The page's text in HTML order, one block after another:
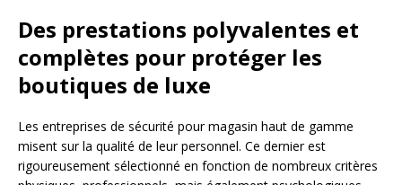
Des prestations polyvalentes et
complètes pour protéger les
boutiques de luxe
Les entreprises de sécurité pour magasin haut de gamme
misent sur la qualité de leur personnel. Ce dernier est
rigoureusement sélectionné en fonction de nombreux critères